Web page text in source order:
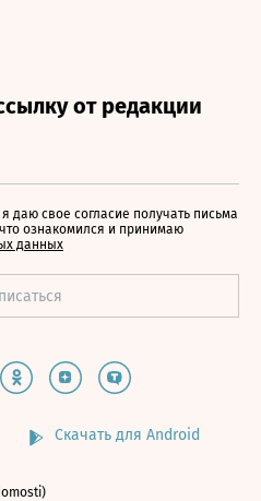
даю свое согласие получать письма
ознакомился и принимаю
данных
Скачать для Android